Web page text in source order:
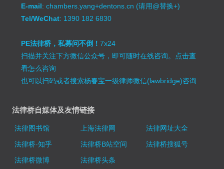
E-mail: chambers.yang+dentons.cn (请用@替换+)
Tel/WeChat: 1390 182 6830
PE法律桥，私募问不倒！7x24
扫描并关注下方微信公众号，即可随时在线咨询。 点击查
看怎么咨询
也可以扫码或者搜索杨春宝一级律师微信(lawbridge)咨询
法律桥自媒体及友情链接
法律图书馆 上海法律网
法律网址大全
法律桥-知乎
法律桥B站空间
法律桥搜狐号
法律桥微博
法律桥头条